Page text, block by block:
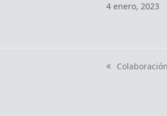
4 enero, 2023
previous